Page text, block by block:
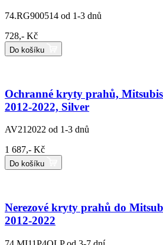
74.RG900514 od 1-3 dnů
728,- Kč
Do košíku
Ochranné kryty prahů,
2012-2022, Silver
AV212022 od 1-3 dnů
1 687,- Kč
Do košíku
Nerezové kryty prahů do
2012-2022